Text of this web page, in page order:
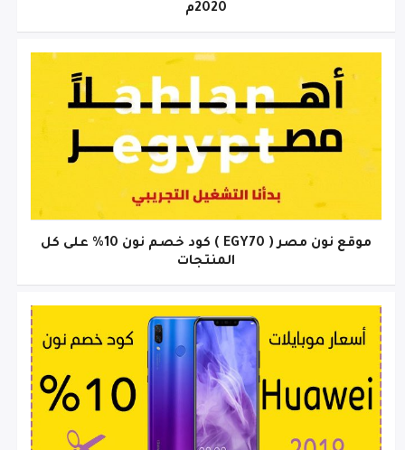
2020م
موقع نون مصر ( EGY70 ) كود خصم نون 10% على كل
المنتجات